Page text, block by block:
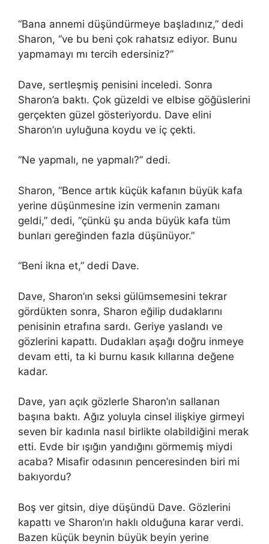
“Bana annemi düşündürmeye başladınız,” dedi
Sharon, “ve bu beni çok rahatsız ediyor. Bunu
yapmamayı mı tercih edersiniz?”
Dave, sertleşmiş penisini inceledi. Sonra
Sharon’a baktı. Çok güzeldi ve elbise göğüslerini
gerçekten güzel gösteriyordu. Dave elini
Sharon’ın uyluğuna koydu ve iç çekti.
“Ne yapmalı, ne yapmalı?” dedi.
Sharon, “Bence artık küçük kafanın büyük kafa
yerine düşünmesine izin vermenin zamanı
geldi,” dedi, “çünkü şu anda büyük kafa tüm
bunları gereğinden fazla düşünüyor.”
“Beni ikna et,” dedi Dave.
Dave, Sharon’ın seksi gülümsemesini tekrar
gördükten sonra, Sharon eğilip dudaklarını
penisinin etrafına sardı. Geriye yaslandı ve
gözlerini kapattı. Dudakları aşağı doğru inmeye
devam etti, ta ki burnu kasık kıllarına değene
kadar.
Dave, yarı açık gözlerle Sharon’ın sallanan
başına baktı. Ağız yoluyla cinsel ilişkiye girmeyi
seven bir kadınla nasıl birlikte olabildiğini merak
etti. Evde bir ışığın yandığını görmemiş miydi
acaba? Misafir odasının penceresinden biri mi
bakıyordu?
Boş ver gitsin, diye düşündü Dave. Gözlerini
kapattı ve Sharon’ın haklı olduğuna karar verdi.
Bazen küçük beynin büyük beyin yerine